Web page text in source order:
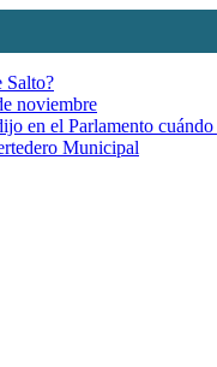
Salto?
noviembre
en el Parlamento
Municipal